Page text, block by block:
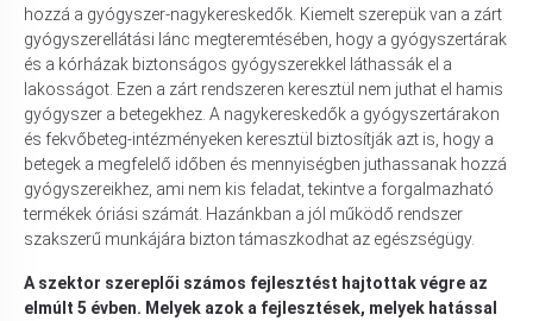
hozzá a gyógyszer-nagykereskedők. Kiemelt szerepük van a zárt
gyógyszerellátási lánc megteremtésében, hogy a gyógyszertárak
és a kórházak biztonságos gyógyszerekkel láthassák el a
lakosságot. Ezen a zárt rendszeren keresztül nem juthat el hamis
gyógyszer a betegekhez. A nagykereskedők a gyógyszertárakon
és fekvőbeteg-intézményeken keresztül biztosítják azt is, hogy a
betegek a megfelelő időben és mennyiségben juthassanak hozzá
gyógyszereikhez, ami nem kis feladat, tekintve a forgalmazható
termékek óriási számát. Hazánkban a jól működő rendszer
szakszerű munkájára bizton támaszkodhat az egészségügy.
A szektor szereplői számos fejlesztést hajtottak végre az
elmúlt 5 évben. Melyek azok a fejlesztések, melyek hatással